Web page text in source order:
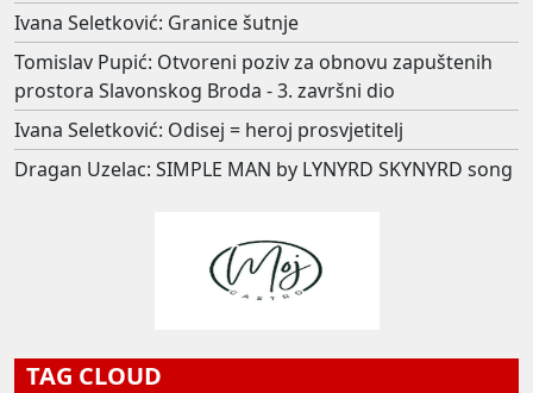
Ivana Seletković: Granice šutnje
Tomislav Pupić: Otvoreni poziv za obnovu zapuštenih
prostora Slavonskog Broda - 3. završni dio
Ivana Seletković: Odisej = heroj prosvjetitelj
Dragan Uzelac: SIMPLE MAN by LYNYRD SKYNYRD song
TAG CLOUD